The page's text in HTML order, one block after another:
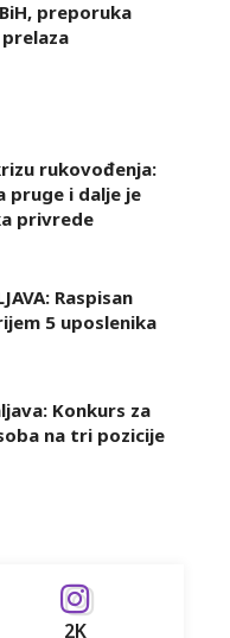
preporuka
rukovođenja:
pruge i dalje je
privrede
Raspisan
5 uposlenika
Konkurs za
na tri pozicije
2K